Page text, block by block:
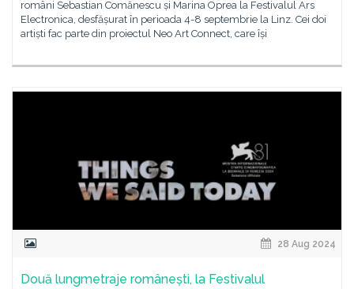
români Sebastian Comănescu și Marina Oprea la Festivalul Ars
Electronica, desfășurat în perioada 4-8 septembrie la Linz. Cei doi
artiști fac parte din proiectul Neo Art Connect, care își
28 Aug 2024
Două lungmetraje românești, la Festivalul